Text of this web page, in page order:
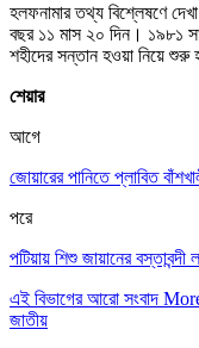
হলফনামার তথ্য বিশ্লেষণে
বছর ১১ মাস ২০ দিন। ১৯৮১
শহীদের সন্তান হওয়া নিয়ে
শেয়ার
আগে
জোয়ারের পানিতে প্লাবিত
পরে
পটিয়ায় শিশু জায়ানের
এই বিভাগের আরো সংবাদ
জাতীয়